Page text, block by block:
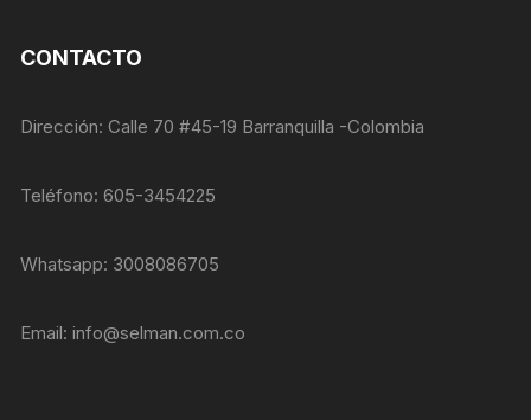
CONTACTO
Dirección: Calle 70 #45-19 Barranquilla -Colombia
Teléfono: 605-3454225
Whatsapp: 3008086705
Email:info@selman.com.co